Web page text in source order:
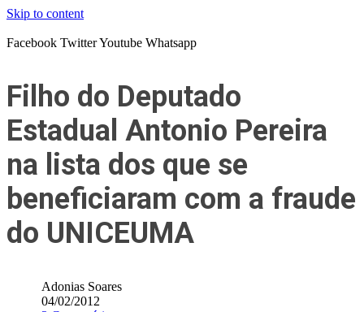
Skip to content
Facebook TwitterYoutube Whatsapp
Filho do Deputado
Estadual Antonio Pereira
na lista dos que se
beneficiaram com a fraude
do UNICEUMA
Adonias Soares
04/02/2012